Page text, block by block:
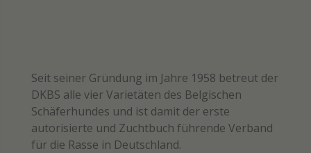
Seit seiner Gründung im Jahre 1958 betreut der
DKBS alle vier Varietäten des Belgischen
Schäferhundes und ist damit der erste
autorisierte und Zuchtbuch führende Verband
für die Rasse in Deutschland.